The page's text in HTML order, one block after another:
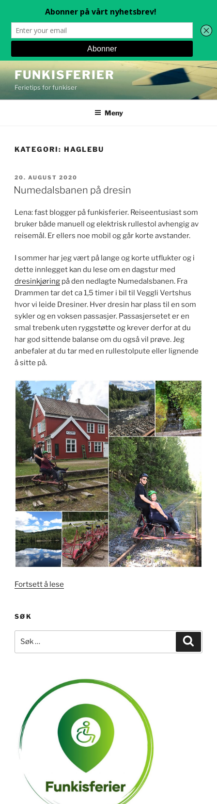
til
innhold
FUNKISFERIER
Ferietips for funkiser
Meny
KATEGORI: HAGLEBU
PUBLISERT
20. AUGUST 2020
Numedalsbanen på dresin
Lena: fast blogger på funkisferier. Reiseentusiast som
bruker både manuell og elektrisk rullestol avhengig av
reisemål. Er ellers noe mobil og går korte avstander.
I sommer har jeg vært på lange og korte utflukter og i
dette innlegget kan du lese om en dagstur med
dresinkjøring på den nedlagte Numedalsbanen. Fra
Drammen tar det ca 1,5 timer i bil til Veggli Vertshus
hvor vi leide Dresiner. Hver dresin har plass til en som
sykler og en voksen passasjer. Passasjersetet er en
smal trebenk uten ryggstøtte og krever derfor at du
har god sittende balanse om du også vil prøve. Jeg
anbefaler at du tar med en rullestolpute eller lignende
å sitte på.
Fortsett å lese
SØK
etter: